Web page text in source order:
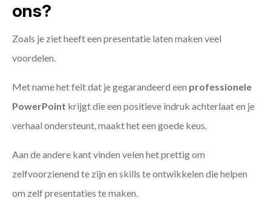
ons?
Zoals je ziet heeft een presentatie laten maken veel
voordelen.
Met name het feit dat je gegarandeerd een professionele
PowerPoint krijgt die een positieve indruk achterlaat en je
verhaal ondersteunt, maakt het een goede keus.
Aan de andere kant vinden velen het prettig om
zelfvoorzienend te zijn en skills te ontwikkelen die helpen
om zelf presentaties te maken.